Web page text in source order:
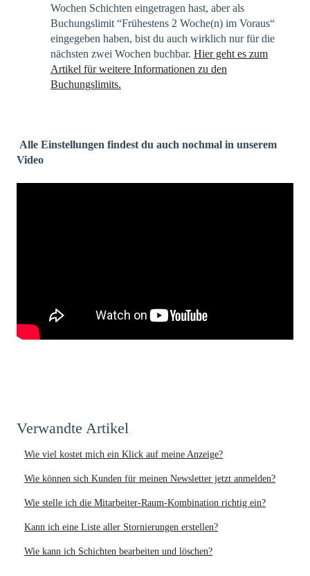
Wochen Schichten eingetragen hast, aber als
Buchungslimit “Frühestens 2 Woche(n) im Voraus“
eingegeben haben, bist du auch wirklich nur für die
nächsten zwei Wochen buchbar. Hier geht es zum
Artikel für weitere Informationen zu den
Buchungslimits.
Alle Einstellungen findest du auch nochmal in unserem
Video
Verwandte Artikel
Wie viel kostet mich ein Klick auf meine Anzeige?
Wie können sich Kunden für meinen Newsletter jetzt anmelden?
Wie stelle ich die Mitarbeiter-Raum-Kombination richtig ein?
Kann ich eine Liste aller Stornierungen erstellen?
Wie kann ich Schichten bearbeiten und löschen?